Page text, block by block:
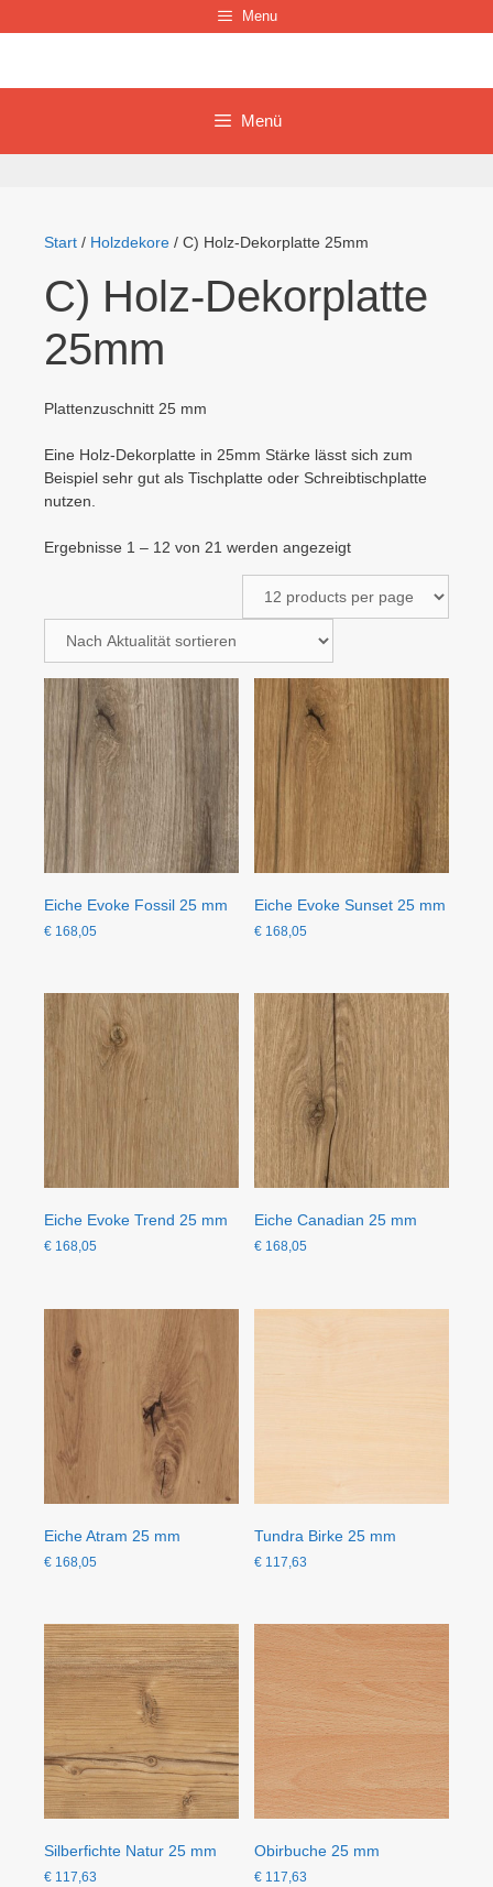
Inhalt
Menu
Menü
Start / Holzdekore / C) Holz-Dekorplatte 25mm
C) Holz-Dekorplatte
25mm
Plattenzuschnitt 25 mm
Eine Holz-Dekorplatte in 25mm Stärke lässt sich zum
Beispiel sehr gut als Tischplatte oder Schreibtischplatte
nutzen.
Ergebnisse 1 – 12 von 21 werden angezeigtNach
sortiert
Eiche Evoke Fossil 25 mm
€ 168,05
Eiche Evoke Sunset 25 mm
€ 168,05
Eiche Evoke Trend 25 mm
€ 168,05
Eiche Canadian 25 mm
€ 168,05
Eiche Atram 25 mm
€ 168,05
Tundra Birke 25 mm
€ 117,63
Silberfichte Natur 25 mm
€ 117,63
Obirbuche 25 mm
€ 117,63